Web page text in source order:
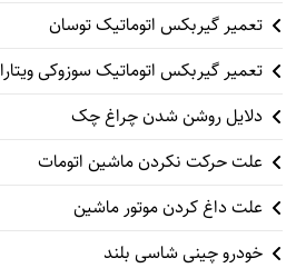
تعمیر گیربکس اتوماتیک توسان
تعمیر گیربکس اتوماتیک سوزوکی ویتارا
دلایل روشن شدن چراغ چک
علت حرکت نکردن ماشین اتومات
علت داغ کردن موتور ماشین
خودرو چینی شاسی بلند